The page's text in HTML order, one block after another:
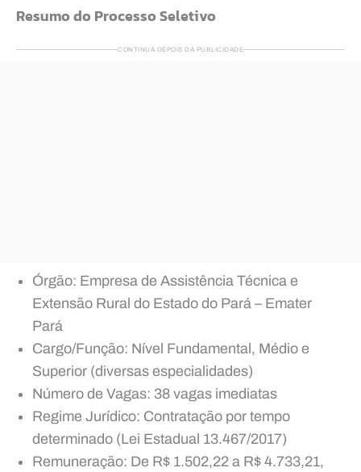
Resumo do Processo Seletivo
CONTINUA DEPOIS DA PUBLICIDADE
Órgão: Empresa de Assistência Técnica e
Extensão Rural do Estado do Pará – Emater
Pará
Cargo/Função: Nível Fundamental, Médio e
Superior (diversas especialidades)
Número de Vagas: 38 vagas imediatas
Regime Jurídico: Contratação por tempo
determinado (Lei Estadual 13.467/2017)
Remuneração: De R$ 1.502,22 a R$ 4.733,21,